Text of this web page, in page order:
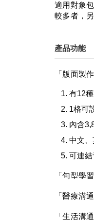
適用對象
較多者，
產品功能
「版面製作
有12
1格可
內含
中文、
可連結
「句型學
「醫療溝
「生活溝